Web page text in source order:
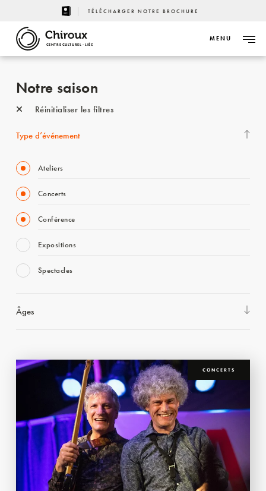
TÉLÉCHARGER NOTRE BROCHURE
CENTRE CULTUREL - LIÈGE
MENU
Notre saison
Réinitialiser les filtres
Type d’événement
Ateliers
Concerts
Conférence
Expositions
Spectacles
Âges
CONCERTS